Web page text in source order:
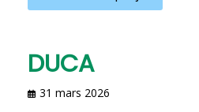
DUCA
31 mars 2026